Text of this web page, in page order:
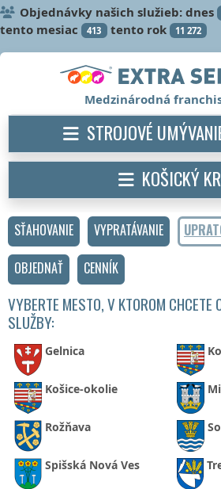
Objednávky našich služieb: dnes
tento mesiac 413 tento rok 11 272
SŤAHOVANIE VYPRATÁVANIE
OBJEDNAŤ
CENNÍK
VYBERTE MESTO, V KTOROM CHCETE
SLUŽBY:
Gelnica
Košice-okolie
Rožňava
Spišská Nová Ves
Medzinárodná
STROJOVÉ
KOŠICKÝ